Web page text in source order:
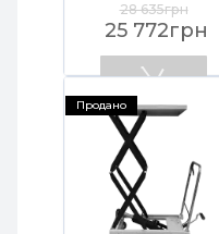
28 635грн
25 772грн
Продано